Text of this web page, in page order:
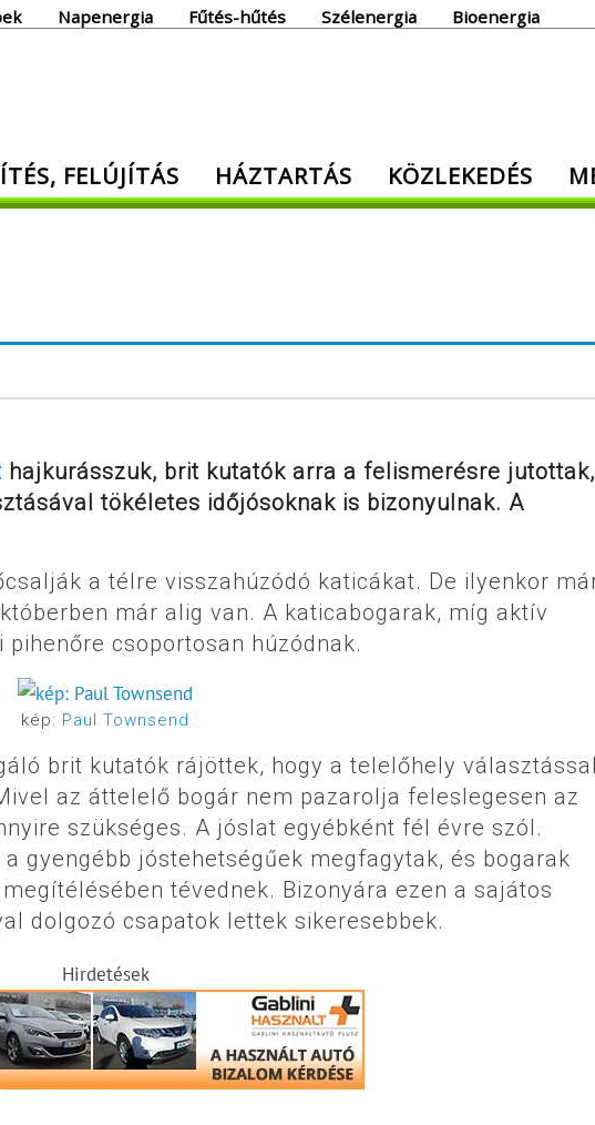
Napenergia Fűtés-hűtés Szélenergia Bioenergia
Minden, ami energia!
FELÚJÍTÁS HÁZTARTÁS KÖZLEKEDÉS
hajkurásszuk, brit kutatók arra a felismerésre jutottak,
tökéletes időjósoknak is bizonyulnak. A
a télre visszahúzódó katicákat. De ilyenkor
már alig van. A katicabogarak, míg aktív
csoportosan húzódnak.
kép: Paul Townsend
brit kutatók rájöttek, hogy a telelőhely választással
az áttelelő bogár nem pazarolja feleslegesen az
szükséges. A jóslat egyébként fél évre szól.
gyengébb jóstehetségűek megfagytak, és bogarak
tévednek. Bizonyára ezen a sajátos
dolgozó csapatok lettek sikeresebbek.
Hirdetések